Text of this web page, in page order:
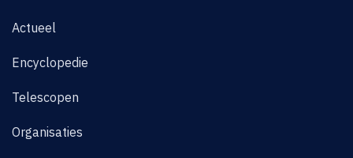
Actueel
Encyclopedie
Telescopen
Organisaties